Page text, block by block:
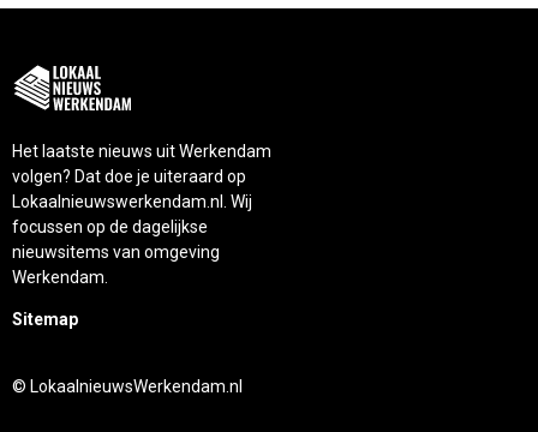
Het laatste nieuws uit Werkendam
volgen? Dat doe je uiteraard op
Lokaalnieuwswerkendam.nl. Wij
focussen op de dagelijkse
nieuwsitems van omgeving
Werkendam.
Sitemap
© LokaalnieuwsWerkendam.nl